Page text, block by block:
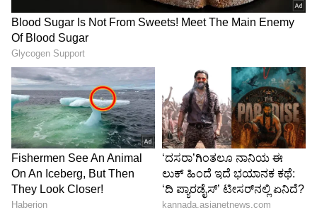
4
6
Image Credit : Bloomberg.com
ಕಾರ್ಯಾಚರಣೆ ಲಾಭದಲ್ಲಿ ಏರಿಕೆ ಮತ್ತು ಆಸ್ತಿಗಳ ಮೇಲಿನ
ಆದಾಯದ ವಿವರ